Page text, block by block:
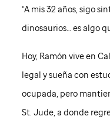
“A mis 32 años, sigo
dinosaurios… es algo
Hoy, Ramón vive en
legal y sueña con
ocupada, pero
St. Jude, a donde